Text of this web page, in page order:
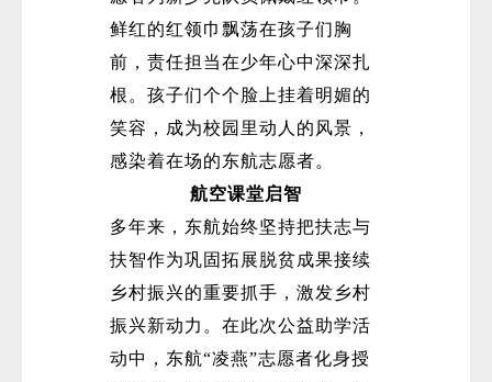
鲜红的红领巾飘荡在孩子们胸
前，责任担当在少年心中深深扎
根。孩子们个个脸上挂着明媚的
笑容，成为校园里动人的风景，
感染着在场的东航志愿者。
航空课堂启智
多年来，东航始终坚持把扶志与
扶智作为巩固拓展脱贫成果接续
乡村振兴的重要抓手，激发乡村
振兴新动力。在此次公益助学活
动中，东航“凌燕”志愿者化身授